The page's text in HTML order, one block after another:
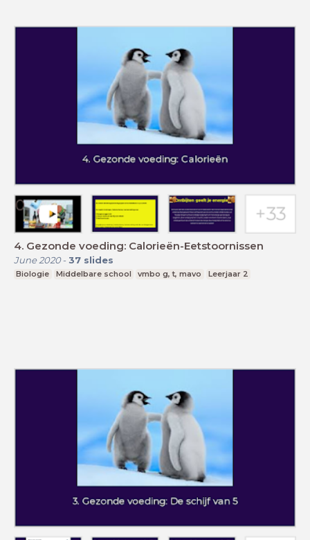
4. Gezonde voeding: Calorieën-Eetstoornissen
June 2020- 37 slides
Biologie Middelbare school vmbo g, t, mavo Leerjaar 2